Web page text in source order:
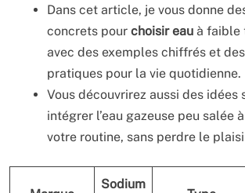
Dans cet article, je vous donne
concrets pour choisir eau à faible
avec des exemples chiffrés et
pratiques pour la vie quotidienne.
Vous découvrirez aussi des idées
intégrer l’eau gazeuse peu salée
votre routine, sans perdre le
Sodium